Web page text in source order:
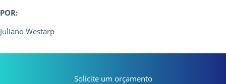
POR:
Juliano Westarp
Solicite um orçamento